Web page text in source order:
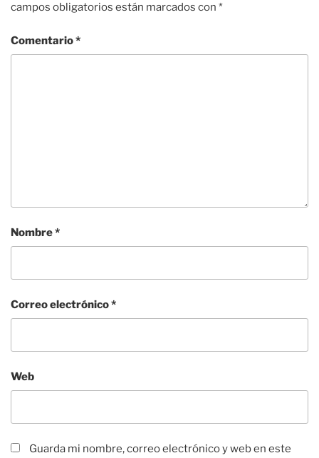
campos obligatorios están marcados con *
Comentario*
Nombre*
Correo electrónico*
Web
Guarda mi nombre, correo electrónico y web en este